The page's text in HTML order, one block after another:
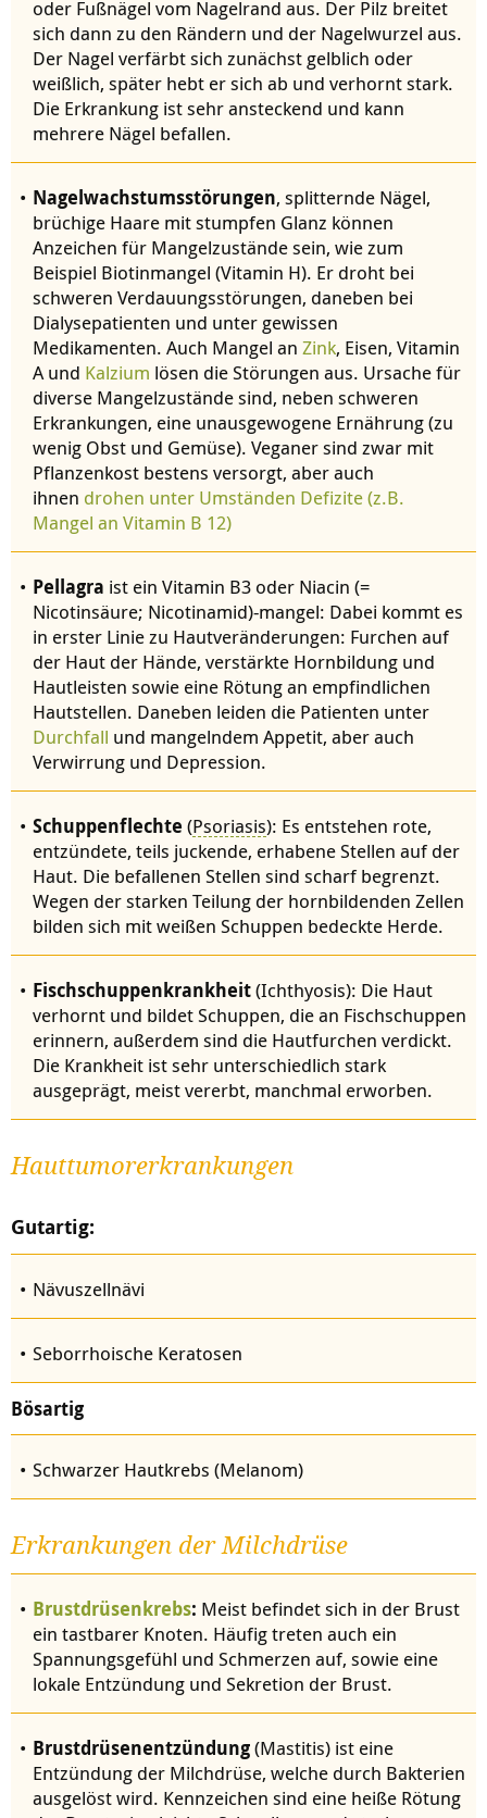
oder Fußnägel vom Nagelrand aus. Der Pilz breitet
sich dann zu den Rändern und der Nagelwurzel aus.
Der Nagel verfärbt sich zunächst gelblich oder
weißlich, später hebt er sich ab und verhornt stark.
Die Erkrankung ist sehr ansteckend und kann
mehrere Nägel befallen.
Nagelwachstumsstörungen, splitternde Nägel,
brüchige Haare mit stumpfen Glanz können
Anzeichen für Mangelzustände sein, wie zum
Beispiel Biotinmangel (Vitamin H). Er droht bei
schweren Verdauungsstörungen, daneben bei
Dialysepatienten und unter gewissen
Medikamenten. Auch Mangel an Zink, Eisen, Vitamin
A und Kalzium lösen die Störungen aus. Ursache für
diverse Mangelzustände sind, neben schweren
Erkrankungen, eine unausgewogene Ernährung (zu
wenig Obst und Gemüse). Veganer sind zwar mit
Pflanzenkost bestens versorgt, aber auch
ihnen drohen unter Umständen Defizite (z.B.
Mangel an Vitamin B 12)
Pellagra ist ein Vitamin B3 oder Niacin (=
Nicotinsäure; Nicotinamid)-mangel: Dabei kommt es
in erster Linie zu Hautveränderungen: Furchen auf
der Haut der Hände, verstärkte Hornbildung und
Hautleisten sowie eine Rötung an empfindlichen
Hautstellen. Daneben leiden die Patienten unter
Durchfall und mangelndem Appetit, aber auch
Verwirrung und Depression.
Schuppenflechte (Psoriasis): Es entstehen rote,
entzündete, teils juckende, erhabene Stellen auf der
Haut. Die befallenen Stellen sind scharf begrenzt.
Wegen der starken Teilung der hornbildenden Zellen
bilden sich mit weißen Schuppen bedeckte Herde.
Fischschuppenkrankheit(Ichthyosis): Die Haut
verhornt und bildet Schuppen, die an Fischschuppen
erinnern, außerdem sind die Hautfurchen verdickt.
Die Krankheit ist sehr unterschiedlich stark
ausgeprägt, meist vererbt, manchmal erworben.
Hauttumorerkrankungen
Gutartig:
Nävuszellnävi
Seborrhoische Keratosen
Bösartig
Schwarzer Hautkrebs (Melanom)
Erkrankungen der Milchdrüse
Brustdrüsenkrebs: Meist befindet sich in der Brust
ein tastbarer Knoten. Häufig treten auch ein
Spannungsgefühl und Schmerzen auf, sowie eine
lokale Entzündung und Sekretion der Brust.
Brustdrüsenentzündung(Mastitis) ist eine
Entzündung der Milchdrüse, welche durch Bakterien
ausgelöst wird. Kennzeichen sind eine heiße Rötung